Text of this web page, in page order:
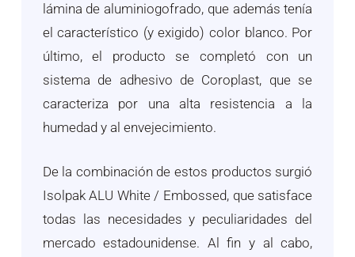
lámina de aluminiogofrado, que además tenía
el característico (y exigido) color blanco. Por
último, el producto se completó con un
sistema de adhesivo de Coroplast, que se
caracteriza por una alta resistencia a la
humedad y al envejecimiento.
De la combinación de estos productos surgió
Isolpak ALU White / Embossed, que satisface
todas las necesidades y peculiaridades del
mercado estadounidense. Al fin y al cabo,